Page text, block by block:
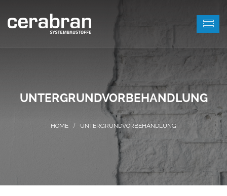
UNTERGRUNDVORBEHANDLUNG
UNTERGRUNDVORBEHANDLUNG